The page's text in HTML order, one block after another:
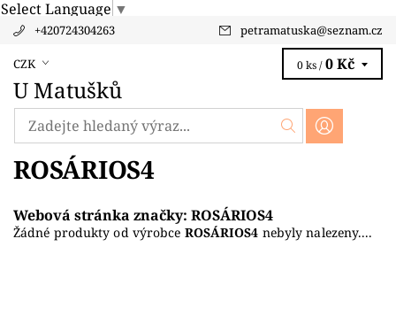
Select Language ▼
+420724304263 petramatuska@seznam.cz
CZK
U Matušků
0 ks / 0 Kč
ROSÁRIOS4
Webová stránka značky: ROSÁRIOS4
Žádné produkty od výrobce ROSÁRIOS4 nebyly nalezeny....